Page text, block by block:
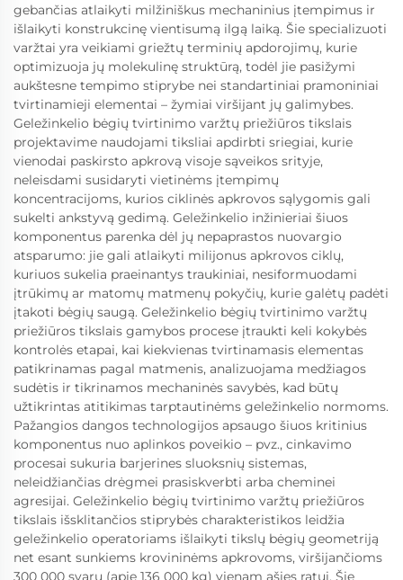
gebančias atlaikyti milžiniškus mechaninius įtempimus ir
išlaikyti konstrukcinę vientisumą ilgą laiką. Šie specializuoti
varžtai yra veikiami griežtų terminių apdorojimų, kurie
optimizuoja jų molekulinę struktūrą, todėl jie pasižymi
aukštesne tempimo stiprybe nei standartiniai pramoniniai
tvirtinamieji elementai – žymiai viršijant jų galimybes.
Geležinkelio bėgių tvirtinimo varžtų priežiūros tikslais
projektavime naudojami tiksliai apdirbti sriegiai, kurie
vienodai paskirsto apkrovą visoje sąveikos srityje,
neleisdami susidaryti vietinėms įtempimų
koncentracijoms, kurios ciklinės apkrovos sąlygomis gali
sukelti ankstyvą gedimą. Geležinkelio inžinieriai šiuos
komponentus parenka dėl jų nepaprastos nuovargio
atsparumo: jie gali atlaikyti milijonus apkrovos ciklų,
kuriuos sukelia praeinantys traukiniai, nesiformuodami
įtrūkimų ar matomų matmenų pokyčių, kurie galėtų padėti
įtakoti bėgių saugą. Geležinkelio bėgių tvirtinimo varžtų
priežiūros tikslais gamybos procese įtraukti keli kokybės
kontrolės etapai, kai kiekvienas tvirtinamasis elementas
patikrinamas pagal matmenis, analizuojama medžiagos
sudėtis ir tikrinamos mechaninės savybės, kad būtų
užtikrintas atitikimas tarptautinėms geležinkelio normoms.
Pažangios dangos technologijos apsaugo šiuos kritinius
komponentus nuo aplinkos poveikio – pvz., cinkavimo
procesai sukuria barjerines sluoksnių sistemas,
neleidžiančias drėgmei prasiskverbti arba cheminei
agresijai. Geležinkelio bėgių tvirtinimo varžtų priežiūros
tikslais išsklitančios stiprybės charakteristikos leidžia
geležinkelio operatoriams išlaikyti tikslų bėgių geometriją
net esant sunkiems krovininėms apkrovoms, viršijančioms
300 000 svarų (apie 136 000 kg) vienam ašies ratui. Šie